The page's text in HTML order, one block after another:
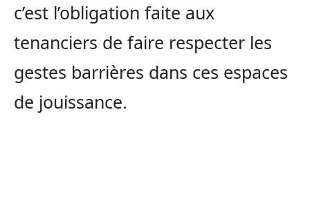
c’est l’obligation faite aux
tenanciers de faire respecter les
gestes barrières dans ces espaces
de jouissance.